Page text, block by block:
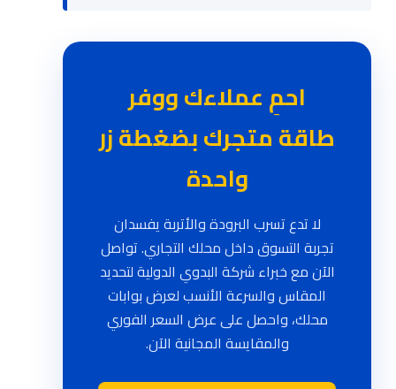
احمِ عملاءك ووفر
طاقة متجرك بضغطة زر
واحدة
لا تدع تسرب البرودة والأتربة يفسدان
تجربة التسوق داخل محلك التجاري. تواصل
الآن مع خبراء شركة البدوي الدولية لتحديد
المقاس والسرعة الأنسب لعرض بوابات
محلك، واحصل على عرض السعر الفوري
والمقايسة المجانية الآن.